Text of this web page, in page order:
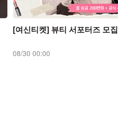
[여신티켓] 뷰티 서포터즈 모집
08/30 00:00